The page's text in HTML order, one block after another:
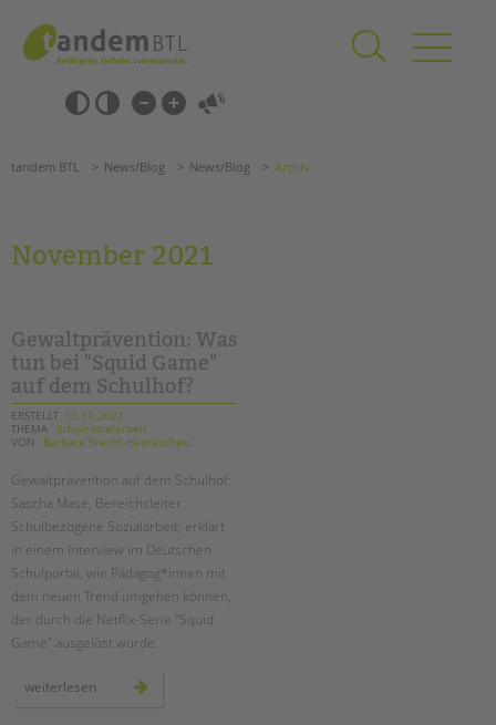
springen
Barrierefrei-
Einstellungen
überspringen
überspringen
Förderzentren
Kollegs
EFöB
Schulbezogene Sozialarbeit
Tagesgruppen
HILFEN ZUR ERZIEHUNG
EINGLIEDERUNGSHILFE
BETREUTES WOHNEN
TANDEM BTL AKADEMIE
Seminarkalender
Suchen
tandem BTL News/Blog News/Blog Archiv
November 2021
Gewaltprävention: Was
tun bei "Squid Game"
auf dem Schulhof?
ERSTELLT 15.11.2021
THEMA Schulsozialarbeit
VON
Barbara Brecht-Hadraschek
Gewaltprävention auf dem Schulhof:
Sascha Mase, Bereichsleiter
Schulbezogene Sozialarbeit, erklärt
in einem Interview im Deutschen
Schulportal, wie Pädagog*innen mit
dem neuen Trend umgehen können,
der durch die Netflix-Serie "Squid
Game" ausgelöst wurde.
weiterlesen gewaltprävention: